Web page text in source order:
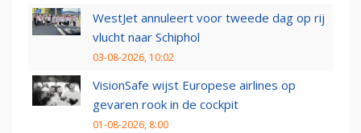
WestJet annuleert voor tweede dag op rij
vlucht naar Schiphol
03-08-2026, 10:02
VisionSafe wijst Europese airlines op
gevaren rook in de cockpit
01-08-2026, 8:00